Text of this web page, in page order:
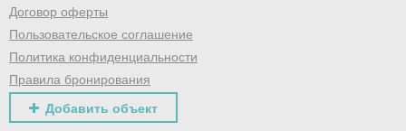
Договор оферты
Пользовательское соглашение
Политика конфиденциальности
Правила бронирования
Добавить объект